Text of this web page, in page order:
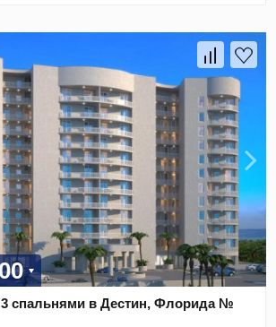
спальнями в Дестин, Флорида №